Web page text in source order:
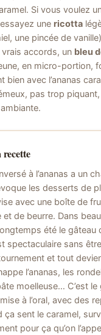
Si vous voulez
une ricotta
une pincée de
accords, un bleu
en micro-portion,
bien avec l’ananas
pas trop
à l’ananas a un
les desserts de
avec une boîte de
et de beurre. Dans
été le gâteau
spectaculaire sans
et tout
l’ananas, les
moelleuse… C’est le
à l’oral, avec des
ça sent le caramel,
pour ça qu’on